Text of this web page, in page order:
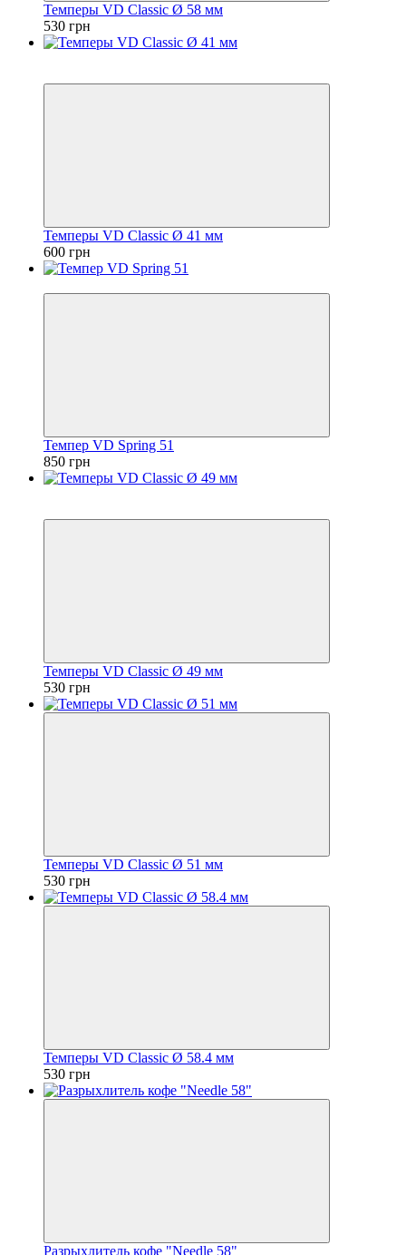
Темперы VD Classic Ø 58 мм
530 грн
Темперы VD Classic Ø 41 мм
600 грн
Темпер VD Spring 51
850 грн
Темперы VD Classic Ø 49 мм
530 грн
Темперы VD Classic Ø 51 мм
530 грн
Темперы VD Classic Ø 58.4 мм
530 грн
Разрыхлитель кофе "Needle 58"